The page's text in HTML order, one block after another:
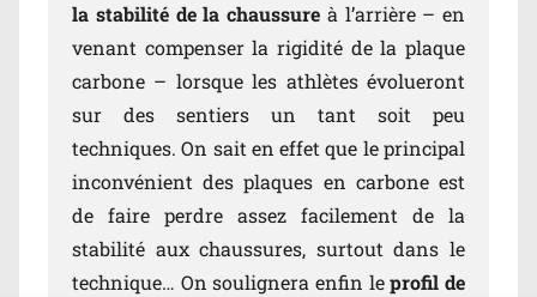
la stabilité de la chaussure à l’arrière – en
venant compenser la rigidité de la plaque
carbone – lorsque les athlètes évolueront
sur des sentiers un tant soit peu
techniques. On sait en effet que le principal
inconvénient des plaques en carbone est
de faire perdre assez facilement de la
stabilité aux chaussures, surtout dans le
technique… On soulignera enfin leprofil de